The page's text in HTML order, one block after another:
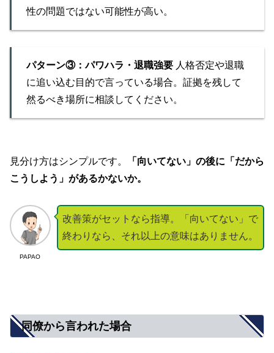
性の問題ではない可能性が高い。
パターン③：パワハラ・退職強要 人格否定や退職
に追い込む目的で言っている場合。証拠を残して
然るべき場所に相談してください。
見分け方はシンプルです。
「向いてない」の後に「だから
こうしよう」があるかないか。
PAPAO
改善策がセットなら指導。「向いてない」で
終わりなら、それ以上の意味はありません。
同僚から言われた場合